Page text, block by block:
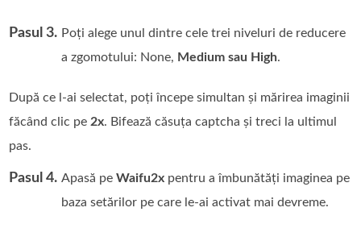
Pasul 3. Poți alege unul dintre cele trei niveluri de reducere
a zgomotului: None, Medium sau High.
După ce l-ai selectat, poți începe simultan și mărirea imaginii
făcând clic pe 2x. Bifează căsuța captcha și treci la ultimul
pas.
Pasul 4. Apasă peWaifu2x pentru a îmbunătăți imaginea pe
baza setărilor pe care le-ai activat mai devreme.